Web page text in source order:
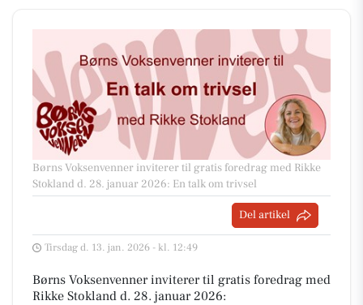
Børns Voksenvenner inviterer til gratis foredrag med Rikke
Stokland d. 28. januar 2026: En talk om trivsel
Del artikel
Tirsdag d. 13. jan. 2026 - kl. 12:49
Børns Voksenvenner inviterer til gratis foredrag med
Rikke Stokland d. 28. januar 2026: